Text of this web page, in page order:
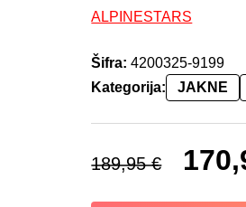
ALPINESTARS
Šifra:4200325-9199
Kategorija:
JAKNE
189,95€
Izvirna